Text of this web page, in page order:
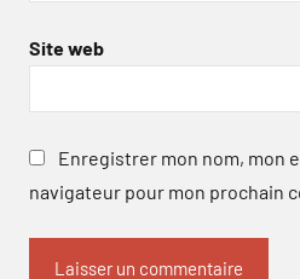
Site web
Enregistrer mon nom, mon
navigateur pour mon prochain